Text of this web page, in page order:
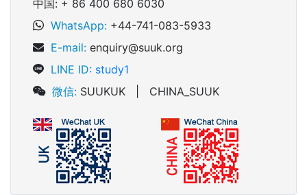
中国: + 86 400 680 6030
WhatsApp: +44-741-083-5933
E-mail: enquiry@suuk.org
LINE ID: study1
微信: SUUKUK | CHINA_SUUK